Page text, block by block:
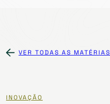
VER TODAS AS MATÉRIAS
INOVAÇÃO